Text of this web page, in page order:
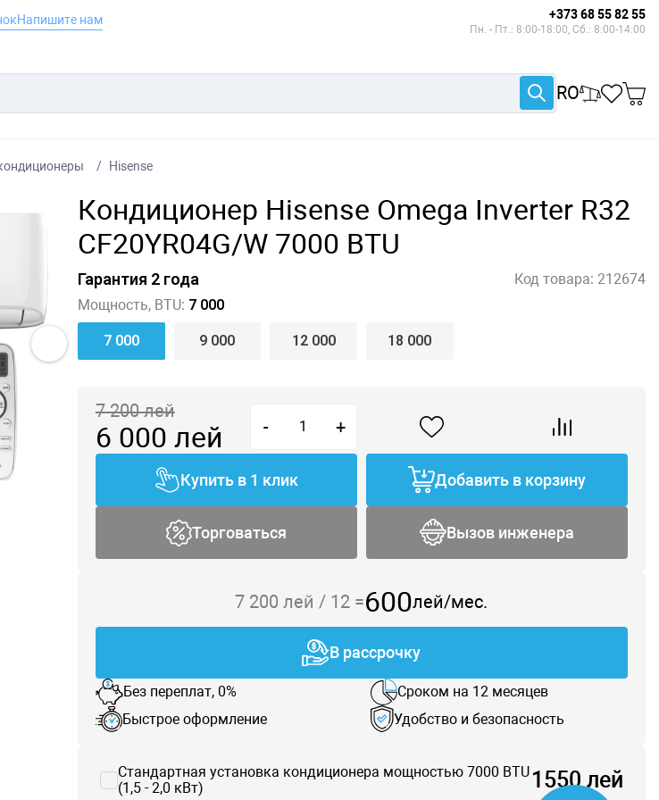
Напишите нам +373 68 55 82 55
Пн. - Пт.: 8:00-18:00, Сб.: 8:00-14:00
RO
Hisense
Кондиционер Hisense Omega Inverter R32
CF20YR04G/W 7000 BTU
Гарантия 2 года Код товара: 212674
Мощность, BTU: 7 000
7 000 9 000 12 000 18 000
7 200лей
6 000 лей - +
Купить в 1 клик Добавить в корзину
Торговаться Вызов инженера
7 200лей / 12 =600лей/мес.
В рассрочку
Без переплат, 0%
Сроком на 12 месяцев
Быстрое оформление
Удобство и безопасность
Стандартная установка кондиционера мощностью 7000 BTU
(1,5 - 2,0 кВт)
1550 лей